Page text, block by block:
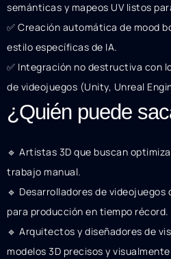
semánticas y mapeos UV listos
✅ Creación automática de mood
estilo específicas de IA.
✅ Integración no destructiva con
de videojuegos (Unity, Unreal
¿Quién puede
🔹 Artistas 3D que buscan
trabajo manual.
🔹 Desarrolladores de
para producción en tiempo récord.
🔹 Arquitectos y diseñadores de
modelos 3D precisos y